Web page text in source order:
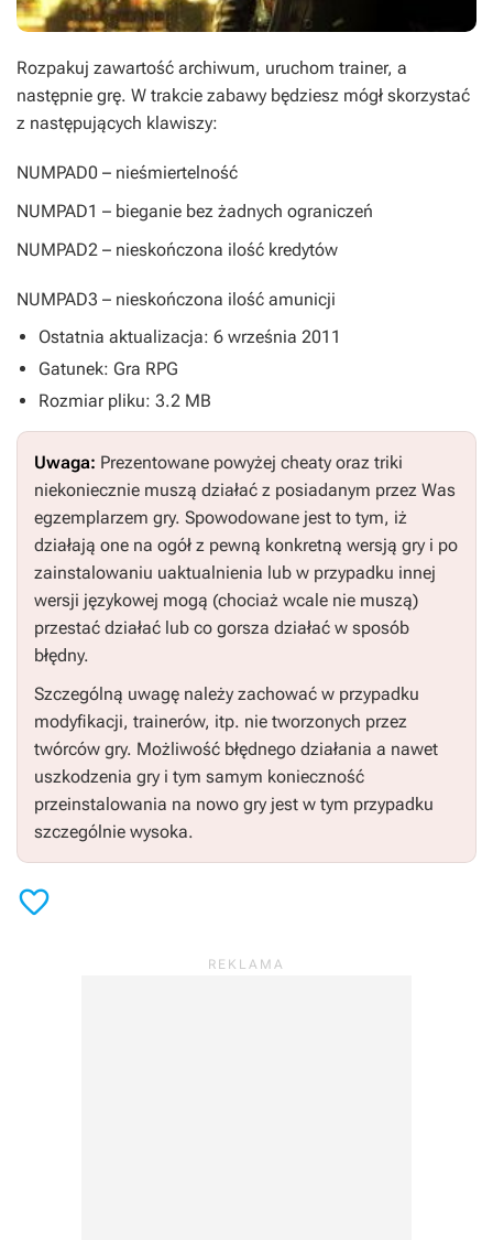
Rozpakuj zawartość archiwum, uruchom trainer, a
następnie grę. W trakcie zabawy będziesz mógł skorzystać
z następujących klawiszy:
NUMPAD0 – nieśmiertelność
NUMPAD1 – bieganie bez żadnych ograniczeń
NUMPAD2 – nieskończona ilość kredytów
NUMPAD3 – nieskończona ilość amunicji
Ostatnia aktualizacja: 6 września 2011
Gatunek: Gra RPG
Rozmiar pliku: 3.2 MB
Uwaga: Prezentowane powyżej cheaty oraz triki
niekoniecznie muszą działać z posiadanym przez Was
egzemplarzem gry. Spowodowane jest to tym, iż
działają one na ogół z pewną konkretną wersją gry i po
zainstalowaniu uaktualnienia lub w przypadku innej
wersji językowej mogą (chociaż wcale nie muszą)
przestać działać lub co gorsza działać w sposób
błędny.
Szczególną uwagę należy zachować w przypadku
modyfikacji, trainerów, itp. nie tworzonych przez
twórców gry. Możliwość błędnego działania a nawet
uszkodzenia gry i tym samym konieczność
przeinstalowania na nowo gry jest w tym przypadku
szczególnie wysoka.
